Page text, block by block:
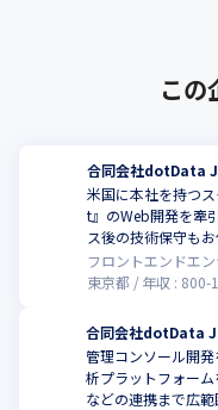
この
合同会社dotData
米国に本社を持つ
t』のWeb開発を牽
ス後の技術保守も
フロントエンドエ
東京都
年収 : 800-
合同会社dotData
管理コンソール開
析プラットフォー
などの連携まで広